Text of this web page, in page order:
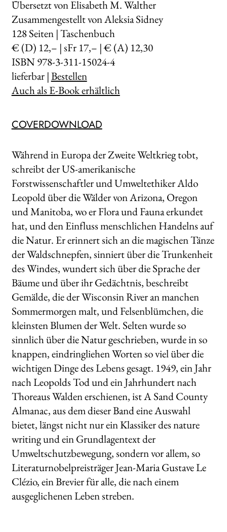
Übersetzt von Elisabeth M. Walther
Zusammengestellt von Aleksia Sidney
128Seiten | Taschenbuch
€ (D) 12,– | sFr 17,– | € (A) 12,30
ISBN 978-3-311-15024-4
lieferbar |Bestellen
Auch als E-Book erhältlich
COVERDOWNLOAD
Während in Europa der Zweite Weltkrieg tobt,
schreibt der US-amerikanische
Forstwissenschaftler und Umweltethiker Aldo
Leopold über die Wälder von Arizona, Oregon
und Manitoba, wo er Flora und Fauna erkundet
hat, und den Einfluss menschlichen Handelns auf
die Natur. Er erinnert sich an die magischen Tänze
der Waldschnepfen, sinniert über die Trunkenheit
des Windes, wundert sich über die Sprache der
Bäume und über ihr Gedächtnis, beschreibt
Gemälde, die der Wisconsin River an manchen
Sommermorgen malt, und Felsenblümchen, die
kleinsten Blumen der Welt. Selten wurde so
sinnlich über die Natur geschrieben, wurde in so
knappen, eindringliehen Worten so viel über die
wichtigen Dinge des Lebens gesagt. 1949, ein Jahr
nach Leopolds Tod und ein Jahrhundert nach
Thoreaus Walden erschienen, ist A Sand County
Almanac, aus dem dieser Band eine Auswahl
bietet, längst nicht nur ein Klassiker des nature
writing und ein Grundlagentext der
Umweltschutzbewegung, sondern vor allem, so
Literaturnobelpreisträger Jean-Maria Gustave Le
Clézio, ein Brevier für alle, die nach einem
ausgeglichenen Leben streben.